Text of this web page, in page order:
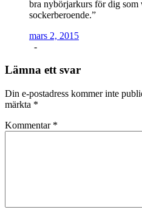
bra nybörjarkurs för dig
sockerberoende.”
mars 2, 2015
-
Lämna ett svar
Din e-postadress kommer inte
märkta *
Kommentar *